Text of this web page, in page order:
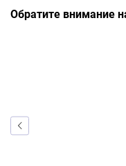
Обратите внимание